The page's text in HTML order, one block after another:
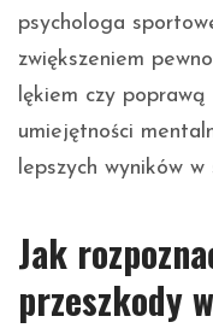
psychologa
zwiększeniem
lękiem czy
umiejętności
lepszych wyników
Jak
przeszkody